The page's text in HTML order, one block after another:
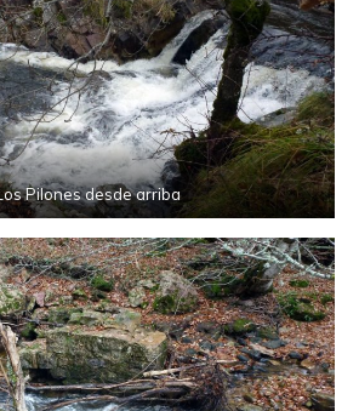
Pilones desde arriba